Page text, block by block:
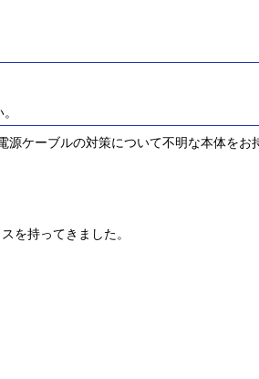
ケーブルの対策について不明な本体をお
を持ってきました。